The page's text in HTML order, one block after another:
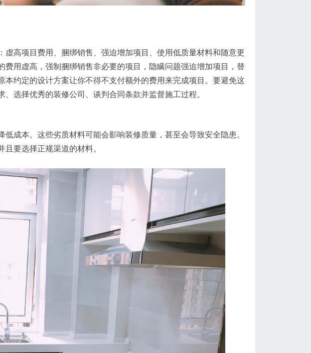
虚高项目费用、捆绑销售、强迫增加项目、使用低质量材料和随意更
费用虚高，强制捆绑销售非必要的项目，隐瞒问题强迫增加项目，替
本约定的设计方案让你不得不支付额外的费用来完成项目。要避免这
选择优秀的装修公司、谈判合同条款并监督施工过程。
成本。这些劣质材料可能会影响装修质量，甚至会导致安全隐患。
要选择正规渠道的材料。